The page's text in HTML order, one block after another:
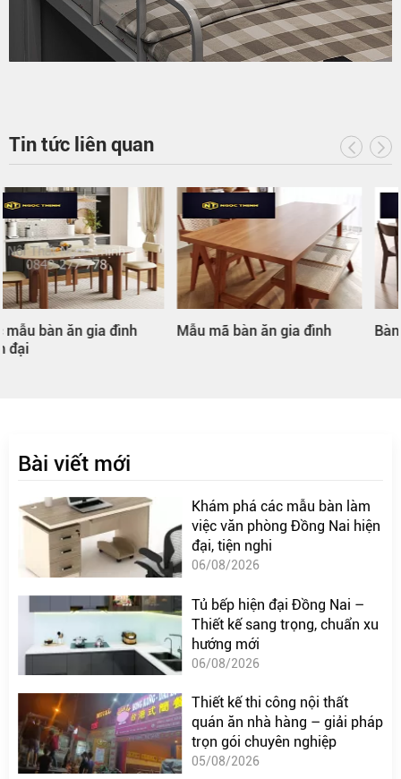
Tin tức liên quan
Mẫu mã bàn ăn gia đình Bàn ăn gia đình hình tròn
Bài viết mới
Khám phá các mẫu bàn làm
việc văn phòng Đồng Nai hiện
đại, tiện nghi
06/08/2026
Tủ bếp hiện đại Đồng Nai –
Thiết kế sang trọng, chuẩn xu
hướng mới
06/08/2026
Thiết kế thi công nội thất
quán ăn nhà hàng – giải pháp
trọn gói chuyên nghiệp
05/08/2026